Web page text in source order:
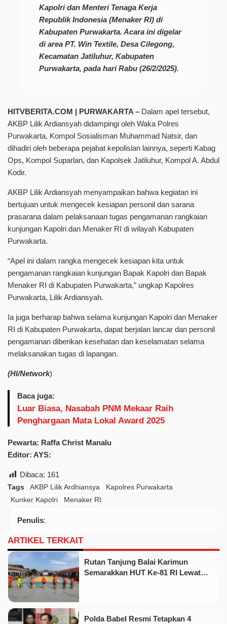
Kapolri dan Menteri Tenaga Kerja
Republik Indonesia (Menaker RI) di
Kabupaten Purwakarta. Acara ini digelar
di area PT. Win Textile, Desa Cilegong,
Kecamatan Jatiluhur, Kabupaten
Purwakarta, pada hari Rabu (26/2/2025).
HITVBERITA.COM | PURWAKARTA – Dalam apel tersebut,
AKBP Lilik Ardiansyah didampingi oleh Waka Polres
Purwakarta, Kompol Sosialisman Muhammad Natsir, dan
dihadiri oleh beberapa pejabat kepolisian lainnya, seperti Kabag
Ops, Kompol Suparlan, dan Kapolsek Jatiluhur, Kompol A. Abdul
Kodir.
AKBP Lilik Ardiansyah menyampaikan bahwa kegiatan ini
bertujuan untuk mengecek kesiapan personil dan sarana
prasarana dalam pelaksanaan tugas pengamanan rangkaian
kunjungan Kapolri dan Menaker RI di wilayah Kabupaten
Purwakarta.
“Apel ini dalam rangka mengecek kesiapan kita untuk
pengamanan rangkaian kunjungan Bapak Kapolri dan Bapak
Menaker RI di Kabupaten Purwakarta,” ungkap Kapolres
Purwakarta, Lilik Ardiansyah.
Ia juga berharap bahwa selama kunjungan Kapolri dan Menaker
RI di Kabupaten Purwakarta, dapat berjalan lancar dan personil
pengamanan diberikan kesehatan dan keselamatan selama
melaksanakan tugas di lapangan.
(HI/Network)
Baca juga:
Luar Biasa, Nasabah PNM Mekaar Raih
Penghargaan Mata Lokal Award 2025
Pewarta: Raffa Christ Manalu
Editor: AYS:
Dibaca: 161
Tags AKBP Lilik Ardhiansya
Kapolres Purwakarta
Kunker Kapolri
Menaker RI
Penulis:
ARTIKEL TERKAIT
Rutan Tanjung Balai Karimun
Semarakkan HUT Ke-81 RI Lewat
Polda Babel Resmi Tetapkan 4